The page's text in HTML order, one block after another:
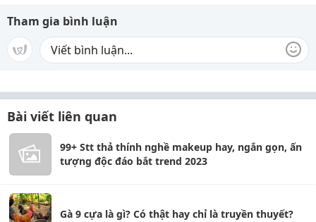
Tham gia bình luận
Bài viết liên quan
99+ Stt thả thính nghề makeup hay, ngắn gọn, ấn
tượng độc đáo bắt trend 2023
Gà 9 cựa là gì? Có thật hay chỉ là truyền thuyết?